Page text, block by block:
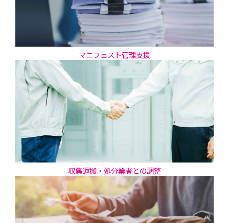
マニフェスト管理支援
収集運搬・処分業者との調整